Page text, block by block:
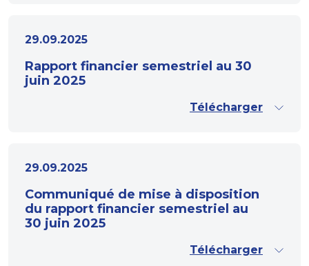
29.09.2025
Rapport financier semestriel au 30
juin 2025
Télécharger
29.09.2025
Communiqué de mise à disposition
du rapport financier semestriel au
30 juin 2025
Télécharger